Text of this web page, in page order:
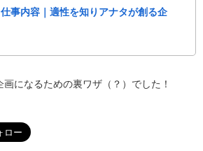
事内容｜適性を知りアナタが創る企
になるための裏ワザ（？）でした！